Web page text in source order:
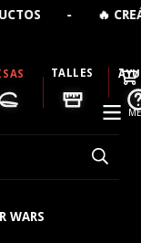
TALLES
WARS